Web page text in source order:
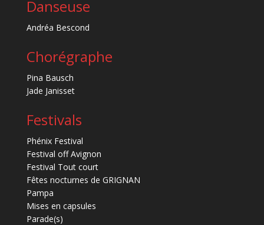
Danseuse
Andréa Bescond
Chorégraphe
Pina Bausch
Jade Janisset
Festivals
Phénix Festival
Festival off Avignon
Festival Tout court
Fêtes nocturnes de GRIGNAN
Pampa
Mises en capsules
Parade(s)